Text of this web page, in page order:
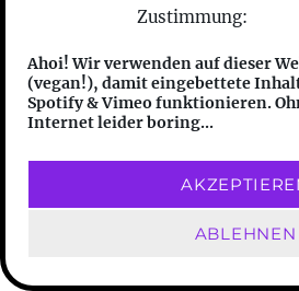
Zustimmung:
Ahoi! Wir verwenden auf dieser
(vegan!), damit eingebettete
Spotify & Vimeo funktionieren.
Internet leider boring...
ABLEHNEN
Opening: Friday, 25.03. – 16
Opening times: Saturday
27.03. 16 – 19 Uhr
Live performance Saturday
Uhr. Tickets available here.